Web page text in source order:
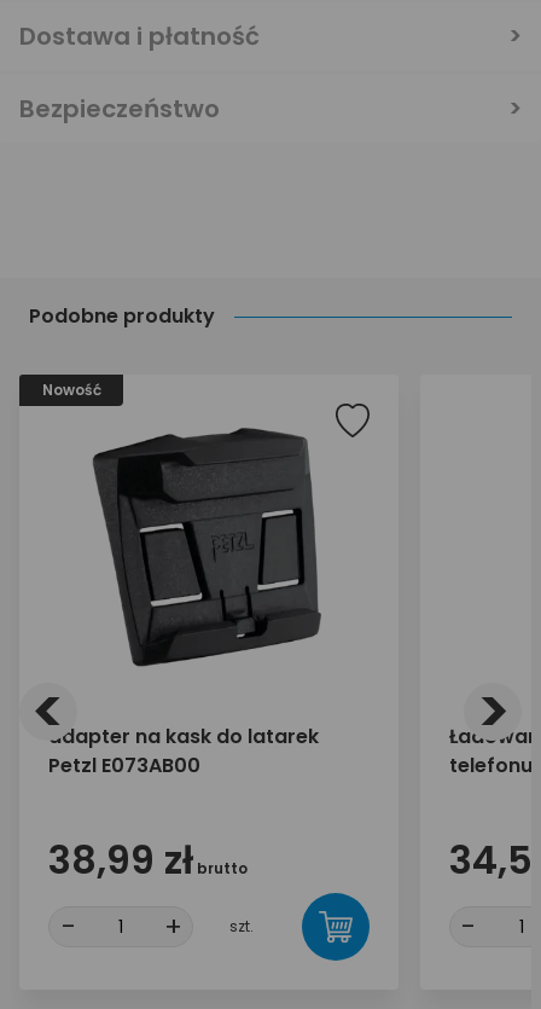
Podobne produkty
Nowość
adapter na kask do latarek
Petzl E073AB00
38,99 zł brutto
- + szt.
telefonu
-
< >
Dostawa i płatność
Bezpieczeństwo